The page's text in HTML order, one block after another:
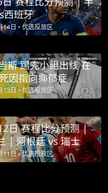
西班牙
14日 • 优选投放区
斯 踢完小组出线 在
因指向抑郁症
13日 • 优选投放区
日 赛程比分预测 |
格兰 | 阿根廷 vs 瑞士
11日 •优选投放区